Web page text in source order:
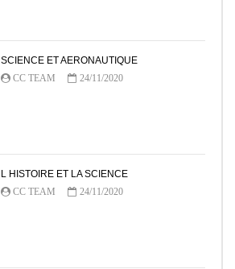
SCIENCE ET AERONAUTIQUE
CC TEAM
24/11/2020
L HISTOIRE ET LA SCIENCE
CC TEAM
24/11/2020